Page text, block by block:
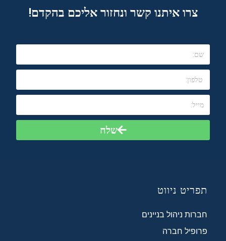
צרו איתנו קשר ונחזור אליכם בהקדם!
שלח
תפריט ניווט
חברות ניהול בניינים
פרופיל חברה